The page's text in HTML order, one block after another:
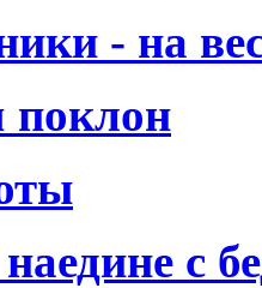
- на
поклон
с